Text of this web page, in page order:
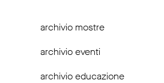
archivio mostre
archivio eventi
archivio educazione